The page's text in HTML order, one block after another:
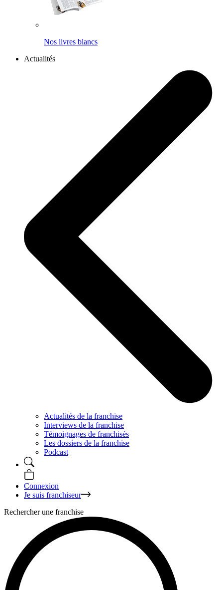
Nos livres blancs
Actualités
Actualités de la franchise
Interviews de la franchise
Témoignages de franchisés
Les dossiers de la franchise
Podcast
Connexion
Je suis franchiseur
Rechercher une franchise